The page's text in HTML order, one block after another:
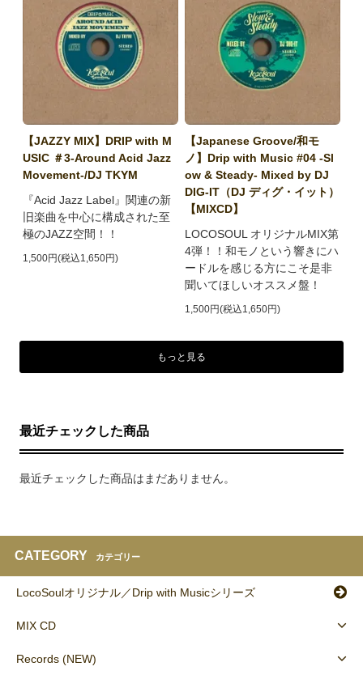
【JAZZY MIX】DRIP with M
USIC ＃3-Around Acid Jazz
Movement-/DJ TKYM
『Acid Jazz Label』関連の新
旧楽曲を中心に構成された至
極のJAZZ空間！！
1,500円(税込1,650円)
【Japanese Groove/和モ
ノ】Drip with Music #04 -Sl
ow & Steady- Mixed by DJ
DIG-IT（DJ ディグ・イット）
【MIXCD】
LOCOSOUL オリジナルMIX第
4弾！！和モノという響きにハ
ードルを感じる方にこそ是非
聞いてほしいオススメ盤！
1,500円(税込1,650円)
もっと見る
最近チェックした商品
最近チェックした商品はまだありません。
CATEGORY カテゴリー
LocoSoulオリジナル／Drip with Musicシリーズ
MIX CD
Records (NEW)